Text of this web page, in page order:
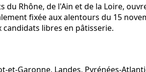
du Rhône, de l'Ain et de la Loire,
fixée aux alentours du 15
libres en pâtisserie.
et-Garonne, Landes, Pyrénées-